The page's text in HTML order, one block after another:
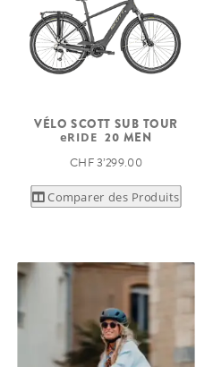
VÉLO SCOTT SUB TOUR
eRIDE 20 MEN
CHF 3’299.00
Comparer des Produits